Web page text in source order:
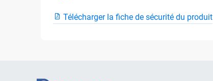
Télécharger la fiche de sécurité du produit